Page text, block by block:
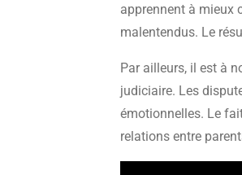
apprennent à mieux
malentendus. Le
Par ailleurs, il est à
judiciaire. Les
émotionnelles. Le
relations entre